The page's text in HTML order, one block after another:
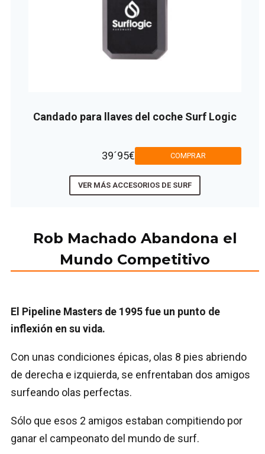
Candado para llaves del coche Surf Logic
39´95€ COMPRAR
VER MÁS ACCESORIOS DE SURF
Rob Machado Abandona el
Mundo Competitivo
El Pipeline Masters de 1995 fue un punto de
inflexión en su vida.
Con unas condiciones épicas, olas 8 pies abriendo
de derecha e izquierda, se enfrentaban dos amigos
surfeando olas perfectas.
Sólo que esos 2 amigos estaban compitiendo por
ganar el campeonato del mundo de surf.